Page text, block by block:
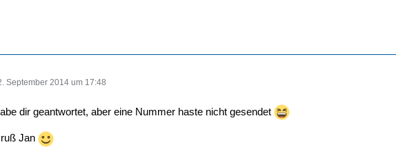
September 2014 um 17:48
dir geantwortet, aber eine Nummer haste nicht gesendet
Jan